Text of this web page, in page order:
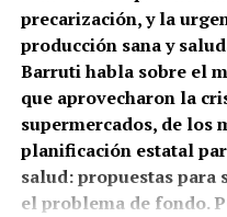
precarización, y la
producción sana y
Barruti habla sobre el
que aprovecharon la
supermercados, de los
planificación estatal
salud: propuestas para
el problema de fondo.